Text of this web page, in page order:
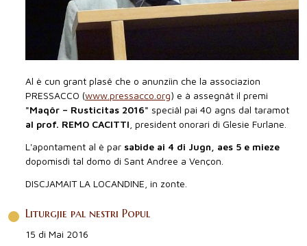
Al è cun grant plasê che o anunziìn che la associazion
PRESSACCO (www.pressacco.org) e à assegnât il premi
"Maqôr – Rusticitas 2016" speciâl pai 40 agns dal taramot
al prof. REMO CACITTI , president onorari di Glesie Furlane.
L'apontament al è par sabide ai 4 di Jugn, aes 5 e mieze
dopomisdì tal domo di Sant Andree a Vençon.
DISCJAMAIT LA LOCANDINE, in zonte.
Liturgjie pal nestri Popul
15 di Mai 2016